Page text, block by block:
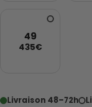
49
435€
Livraison 48–72h